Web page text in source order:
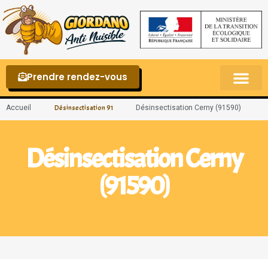
Prendre rendez-vous
Accueil Désinsectisation 91 Désinsectisation Cerny (91590)
Désinsectisation Cerny
(91590)